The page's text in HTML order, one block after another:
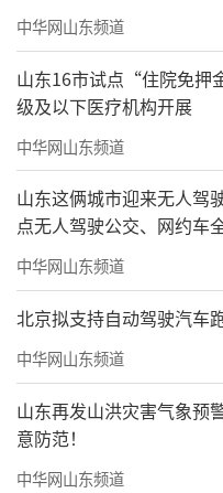
中华网山东频道
山东16市试点“住院免押
级及以下医疗机构开展
中华网山东频道
山东这俩城市迎来无人
点无人驾驶公交、网约车
路
中华网山东频道
北京拟支持自动驾驶汽车
中华网山东频道
山东再发山洪灾害气象预
意防范！
中华网山东频道